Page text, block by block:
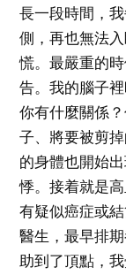
長一段時間，
側，再也無法
慌。最嚴重的
告。我的腦子
你有什麼關係
子、將要被剪
的身體也開始
悸。接着就是
有疑似癌症或
醫生，最早排
助到了頂點，